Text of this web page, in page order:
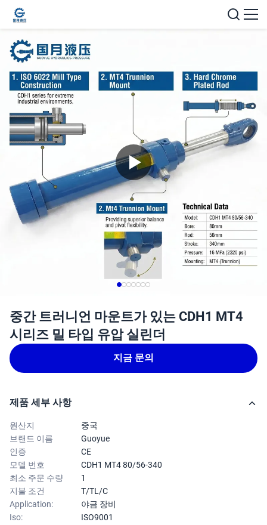
중간 트러니언 마운트가 있는 CDH1 MT4
시리즈 밀 타입 유압 실린더
지금 문의
제품 세부 사항
원산지
중국
브랜드 이름
Guoyue
인증
CE
모델 번호
CDH1 MT4 80/56-340
최소 주문 수량
1
지불 조건
T/TL/C
Application:
야금 장비
Iso:
ISO9001